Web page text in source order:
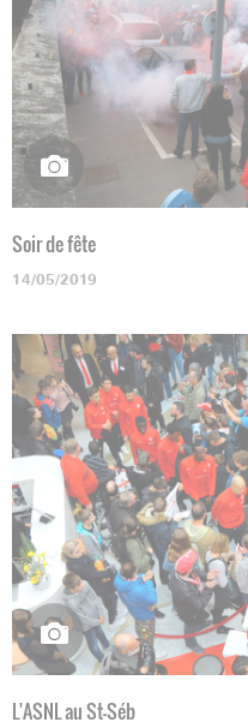
Soir de fête
14/05/2019
L'ASNL au St-Séb